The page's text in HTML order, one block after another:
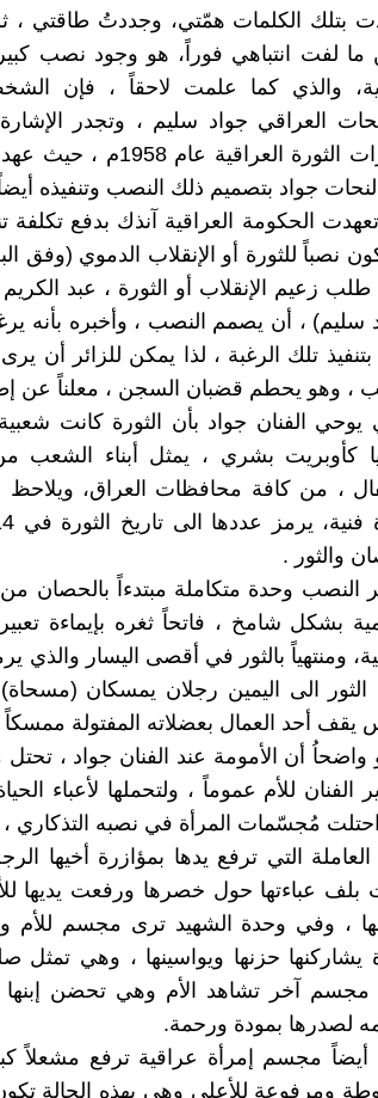
بتلك الكلمات همّتي، وجددتُ طاقتي ،
ما لفت انتباهي فوراً، هو وجود نصب
والذي كما علمت لاحقاً ، فإن
العراقي جواد سليم ، وتجدر
جواد بتصميم ذلك النصب وتنفيذه
الحكومة العراقية آنذك بدفع
نصباً للثورة أو الإنقلاب الدموي (وفق
زعيم الإنقلاب أو الثورة ، عبد
سليم) ، أن يصمم النصب ، وأخبره بأنه
بتنفيذ تلك الرغبة ، لذا يمكن للزائر
، وهو يحطم قضبان السجن ، معلناً عن
يوحي الفنان جواد بأن الثورة كانت
كأوبريت بشري ، يمثل أبناء الشعب
، من كافة محافظات العراق،
والثور .
النصب وحدة متكاملة مبتدءاً بالحصان
بشكل شامخ ، فاتحاً ثغره بإيماءة
ومنتهياً بالثور في أقصى اليسار والذي
الى اليمين رجلان يمسكان
يقف أحد العمال بعضلاته المفتولة
واضحاُ أن الأمومة عند الفنان جواد ،
الفنان للأم عموماً ، ولتحملها لأعباء
مُجسّمات المرأة في نصبه التذكاري
التي ترفع يدها بمؤازرة أخيها
بلف عباءتها حول خصرها ورفعت يديها
، وفي وحدة الشهيد ترى مجسم للأم
يشاركنها حزنها ويواسينها ، وهي تمثل
آخر تشاهد الأم وهي تحضن إبنها
لصدرها بمودة ورحمة.
أيضاً مجسم إمرأة عراقية ترفع مشعلاً
ومرفوعة للأعلى وهي بهذه الحالة